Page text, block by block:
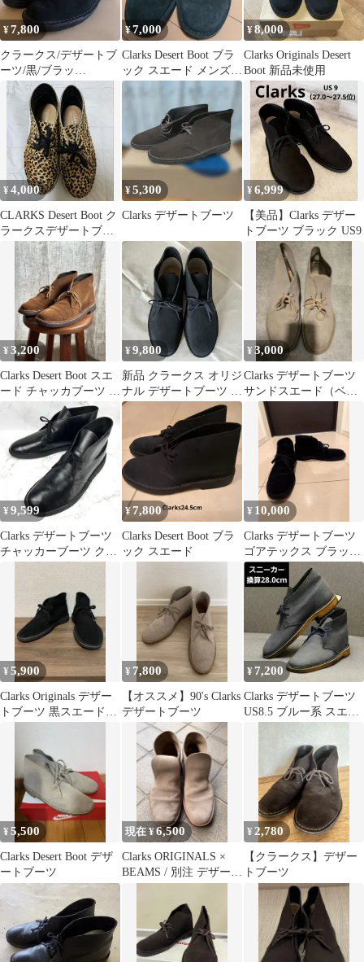
¥7,800
クラークス/デザートブ
ーツ/黒/ブラッ
ク/27.5cm
¥7,000
Clarks Desert Boot ブラ
ック スエード メンズ
28.5cm
¥8,000
Clarks Originals Desert
Boot 新品未使用
¥4,000
CLARKS Desert Boot ク
ラークスデザートブー
¥5,300
Clarks デザートブーツ
¥6,999
【美品】Clarks デザー
トブーツ ブラック US9
¥3,200
Clarks Desert Boot スエ
ード チャッカブーツ ブ
ラウン
¥9,800
新品 クラークス オリジ
ナル デザートブーツ ス
エード ブラック 25.5cm
¥3,000
Clarks デザートブーツ
サンドスエード（ベー
ジュ）26.5cm
¥ 9,599
Clarks デザートブーツ
チャッカーブーツ クレ
¥ 7,800
Clarks Desert Boot ブラ
ック スエード
¥ 10,000
Clarks デザートブーツ
ゴアテックス ブラック
スエード 27cm
¥5,900
Clarks Originals デザー
トブーツ 黒スエード
¥ 7,800
【オススメ】90's Clarks
デザートブーツ
¥ 7,200
Clarks デザートブーツ
US8.5 ブルー系 スエー
¥5,500
Clarks Desert Boot デザ
ートブーツ
現在 ¥6,500
Clarks ORIGINALS ×
BEAMS / 別注 デザート
¥2,780
【クラークス】デザー
トブーツ